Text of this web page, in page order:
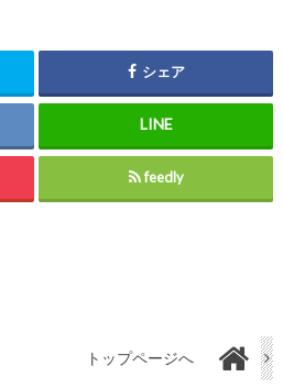
シェア
feedly
トップページへ